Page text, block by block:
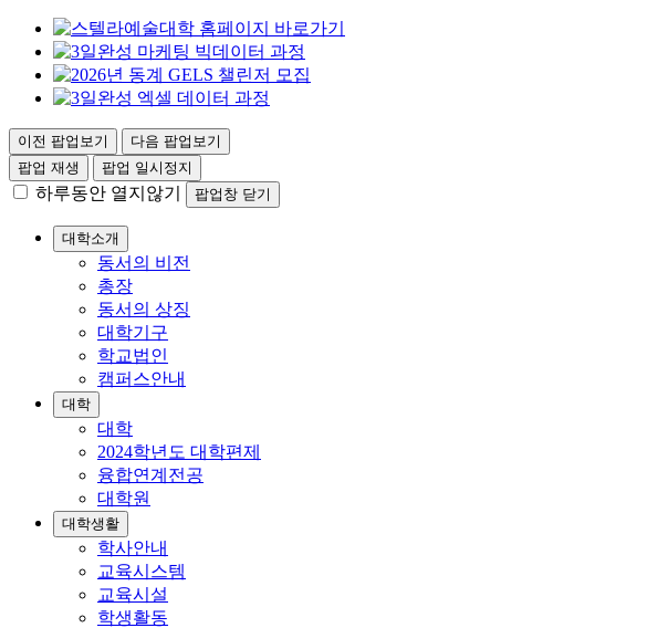
이전 팝업보기
다음 팝업보기
팝업 재생
팝업 일시정지
하루동안 열지않기 팝업창 닫기
대학소개
동서의 비전
총장
동서의 상징
대학기구
학교법인
캠퍼스안내
대학
대학
2024학년도 대학편제
융합연계전공
대학원
대학생활
학사안내
교육시스템
교육시설
학생활동